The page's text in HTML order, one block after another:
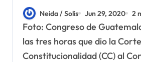
Neida / Solis Jun 29, 2020 2
Foto: Congreso de Guatemala Terminaron
las tres horas que dio la
Constitucionalidad (CC) al